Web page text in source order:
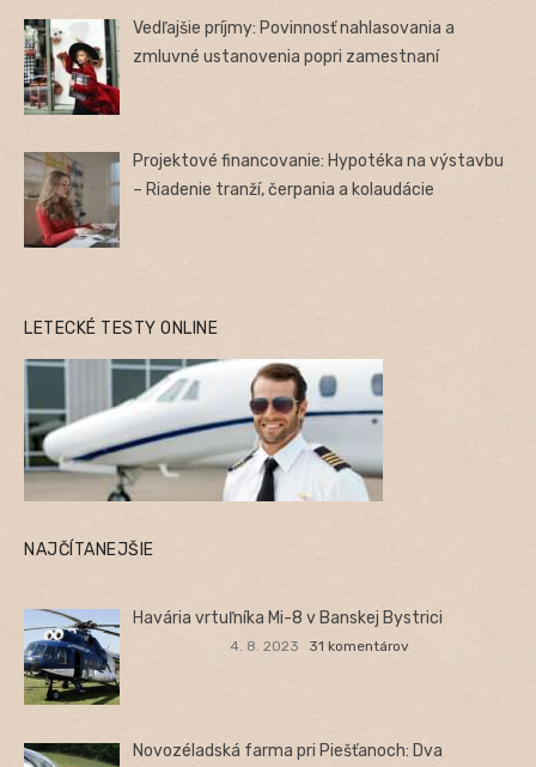
Vedľajšie príjmy: Povinnosť nahlasovania a
zmluvné ustanovenia popri zamestnaní
Projektové financovanie: Hypotéka na výstavbu
– Riadenie tranží, čerpania a kolaudácie
LETECKÉ TESTY ONLINE
NAJČÍTANEJŠIE
Havária vrtuľníka Mi-8 v Banskej Bystrici
4. 8. 2023 31 komentárov
Novozéladská farma pri Piešťanoch: Dva